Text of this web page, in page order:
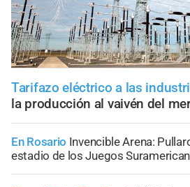
Tarifazo eléctrico a las
la producción al vaivén del
En Rosario Invencible Arena:
estadio de los Juegos